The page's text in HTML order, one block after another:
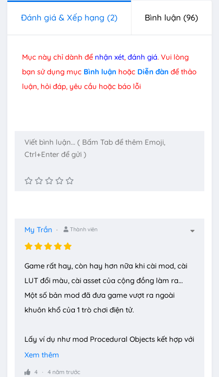
Đánh giá & Xếp hạng (2) Bình luận (96)
Mục này chỉ dành để nhận xét, đánh giá. Vui lòng
bạn sử dụng mục Bình luận hoặc Diễn đàn để thảo
luận, hỏi đáp, yêu cầu hoặc báo lỗi
My Trần Thành viên
Game rất hay, còn hay hơn nữa khi cài mod, cài
LUT đổi màu, cài asset của cộng đồng làm ra...
Một số bản mod đã đưa game vượt ra ngoài
khuôn khổ của 1 trò chơi điện tử.
Lấy ví dụ như mod Procedural Objects kết hợp với
Prop the Growables và Pick it cho phép người chơi
chỉnh sửa model trong game như một phần mềm
Xem thêm
4 4 năm trước